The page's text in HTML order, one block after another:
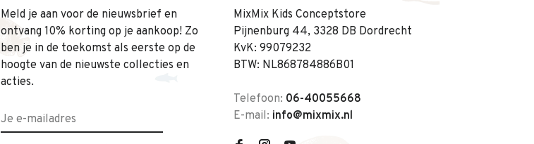
Meld je aan voor de nieuwsbrief en
ontvang 10% korting op je aankoop! Zo
ben je in de toekomst als eerste op de
hoogte van de nieuwste collecties en
acties.
MixMix Kids Conceptstore
Pijnenburg 44, 3328 DB Dordrecht
KvK: 99079232
BTW: NL868784886B01
Telefoon: 06-40055668
E-mail: info@mixmix.nl